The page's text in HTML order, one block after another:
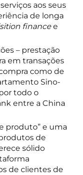
aos seus
de longa
financee
– prestação
em transações
como de
Sino-
todo o
entre a China
produto” e uma
de
sólido
de clientes de